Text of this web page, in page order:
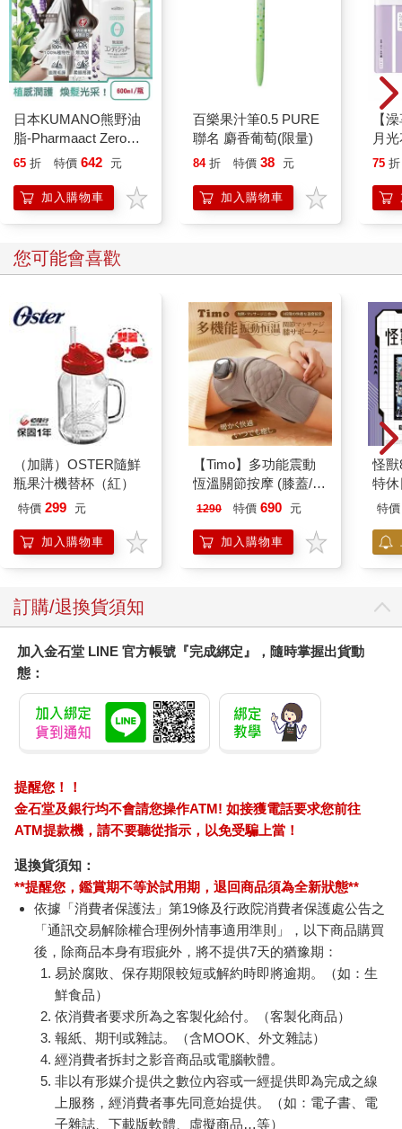
無論是多無關緊要的句子，其中的完整與缺陷、真實與虛假、美
麗與醜惡，都會像冰一樣清晰鮮明地顯露出來。那些像蒼白的蜘
蛛絲般、從自己的舌頭與手中抽出的語句，讓她感到羞恥。她想
嘔吐，想尖叫。
它終於來臨，是在女人剛滿十七歲的冬天，原本猶如千針織成的
衣服般束縛住她、刺痛著她的語言，突然消失了。她還是能用耳
朵清楚聽到語言，但沉默像厚實的空氣層，堵在她耳蝸與大腦間
的某處。曾用來發音的舌與唇，以及緊握鉛筆的手部記憶，也都
被震耳欲聾的沉默包圍，再也碰不著。她不再用語言思考，在沒
有語言的情況下行動，在沒有語言的情況下理解。彷彿回到學講
話前，甚至是獲得新生前，沉默就像鬆軟的棉花那樣吸收掉時間
的流逝，裡裡外外包裹住她的身體。
她和驚惶失措的母親一起去了精神科，把拿到的藥先偷藏在舌根
著，曬著午後的陽光度過了兩個季節。還不到夏天，她的後頸就
已經被太陽曬得發黑，總是掛著汗珠的鼻梁上長了一點一點紅紅
的汗疹。她埋下的藥滋養出的鼠尾草開始冒出緋紅花蕊時，醫生
和母親商量，決定送她回學校，因為他們認為閉門不出顯然無濟
於事，而且無論如何她都得繼續升學。
二月時她只是收到入學通知書而已，她頭一次踏進的公立高中校
園景色荒涼而冷漠。課程進度早已狠狠拋下她，所有老師不分年
齡都帶著不容置疑的權威。從早到晚一言不發的她，沒引起任何
同學的注意。每當被點到要念課文或在體育課喊口令時，她只是
木然地抬頭望著老師的臉，結果無一例外，她不是被趕到教室後
面，就是挨巴掌。
現裂痕，反而讓更亮、更濃的寂靜填滿她猶如漆黑大缸般的身
體。在放學回家人潮擁擠的街上，她宛如置身於巨大的肥皂泡中
輛呼嘯疾馳而過，行人的手肘尖銳地撞擊她的肩膀和手臂，然後
過了很久以後，她開始疑惑。
如果那年冬天放假前某個普通課堂上，那個普通的法文單字沒觸
動到她的話呢？如果她沒有像想起退化的器官那樣，不經意地想
起語言的話呢？
不是漢字也不是英文，偏偏是法文，也許正因為是從高中開始選
材矮小且半禿的法文老師指著那個單字發音。她毫無戒心的雙唇
如孩童般想微微顫動，比布利歐泰戈（Bibliothèque，圖書館），
比舌頭和喉嚨更深的地方傳來低語的聲音。
當時她並不曉得那是多麼關鍵的瞬間。
恐懼還很微弱，痛苦在沉默的腹中遲疑著，尚未揭露炙熱的迴
路。在拼寫、音韻和鬆散語意的交會處，喜悅與罪惡如同火藥的
引線般一同緩緩延燒。
女人將雙手擺在桌面上，像等著檢查指甲的孩子一樣，姿勢僵硬
地低著頭。她聽著男人的聲音在教室裡迴蕩。
「古希臘語中，除了主動與被動語態外還有第三種語態，上一堂
我們有稍微解釋過吧？」
和女人座位同排的男學生用力點了點頭。他是哲學系二年級的學
生，臉頰肉肉的，額頭滿是熟透的青春痘，給人一種聰明調皮鬼
的印象。
女人轉頭面窗，看到一名研究生的側臉。這位研究生勉強完成了
醫學院預科的學業，但他覺得自己不適合對他人的性命負責，因
日本KUMANO熊野油
脂-Pharmaact Zero無
添加潤髮乳600ml/瓶
乳/胺基酸滋潤護髮素/
光澤柔順潤髮精華/不
65 折 特價 642 元
加入購物車
百樂果汁筆0.5 PURE
聯名 麝香葡萄(限量)
84 折 特價 38 元
加入購物車
【
月
75 折
您可能會喜歡
（加購）OSTER隨鮮
瓶果汁機替杯（紅）
特價 299 元
加入購物車
【Timo】多功能震動
恆溫關節按摩 (膝蓋/
肩/手肘通用) 無線充電
膝熱敷 【單入組】
1290 特價 690 元
加入購物車
怪獸
特
加購]
特價
訂購/退換貨須知
加入金石堂 LINE 官方帳號『完成綁定』，隨時掌握出貨動
態：
提醒您！！
金石堂及銀行均不會請您操作ATM! 如接獲電話要求您前往
ATM提款機，請不要聽從指示，以免受騙上當！
退換貨須知：
**提醒您，鑑賞期不等於試用期，退回商品須為全新狀態**
依據「消費者保護法」第19條及行政院消費者保護處公告之
「通訊交易解除權合理例外情事適用準則」，以下商品購買
後，除商品本身有瑕疵外，將不提供7天的猶豫期：
易於腐敗、保存期限較短或解約時即將逾期。（如：生
鮮食品）
依消費者要求所為之客製化給付。（客製化商品）
報紙、期刊或雜誌。（含MOOK、外文雜誌）
經消費者拆封之影音商品或電腦軟體。
非以有形媒介提供之數位內容或一經提供即為完成之線
上服務，經消費者事先同意始提供。（如：電子書、電
子雜誌、下載版軟體、虛擬商品…等）